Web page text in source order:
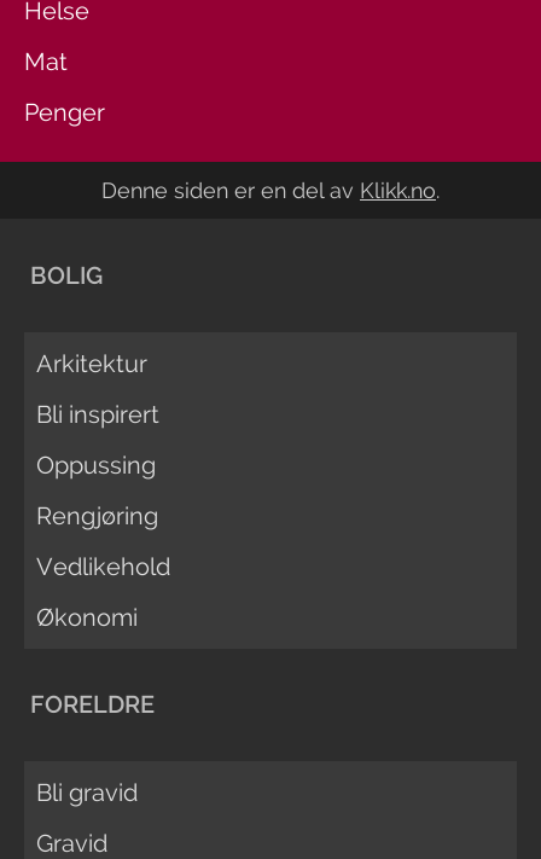
Helse
Mat
Penger
Denne siden er en del av Klikk.no.
BOLIG
Arkitektur
Bli inspirert
Oppussing
Rengjøring
Vedlikehold
Økonomi
FORELDRE
Bli gravid
Gravid